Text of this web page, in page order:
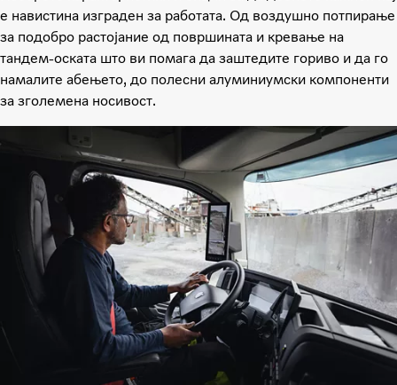
е навистина изграден за работата. Од воздушно потпирање
за подобро растојание од површината и кревање на
тандем-оската што ви помага да заштедите гориво и да го
намалите абењето, до полесни алуминиумски компоненти
за зголемена носивост.